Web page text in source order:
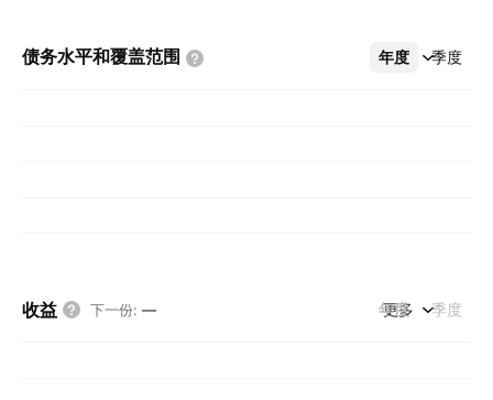
债务水平和覆盖范围 年度 季度
更多
收益 下一份: — 年度 季度
更多